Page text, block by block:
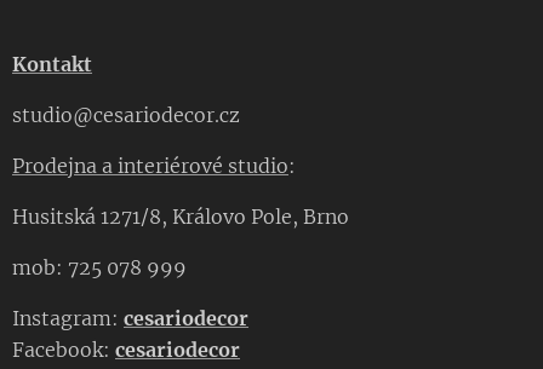
Kontakt
studio@cesariodecor.cz
Prodejna a interiérové studio:
Husitská 1271/8, Královo Pole, Brno
mob: 725 078 999
Instagram: cesariodecor
Facebook: cesariodecor